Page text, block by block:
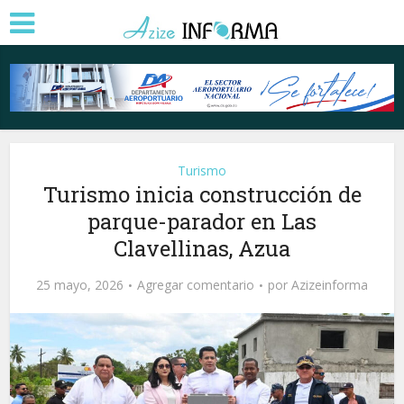
Turismo
Turismo inicia construcción de
parque-parador en Las
Clavellinas, Azua
25 mayo, 2026 Agregar comentario por Azizeinforma